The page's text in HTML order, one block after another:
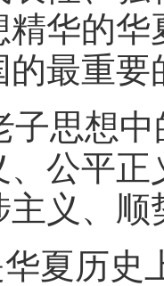
精华的
的最重要
子思想
、公平
主义、顺
夏历史